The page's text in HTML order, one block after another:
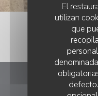
El
utilizan
que